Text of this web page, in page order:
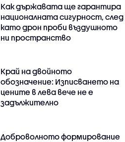
Как държавата ще гарантира
националната сигурност, след
като дрон проби въздушното
ни пространство
Край на двойното
обозначение: Изписването на
цените в лева вече не е
задължително
Доброволното формирование